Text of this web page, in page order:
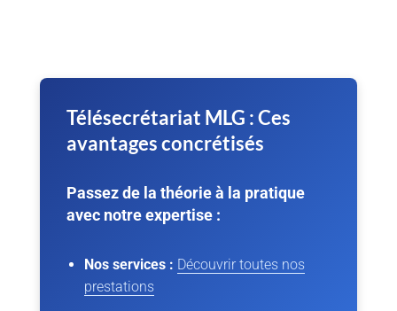
Télésecrétariat MLG : Ces
avantages concrétisés
Passez de la théorie à la pratique
avec notre expertise :
Nos services : Découvrir toutes nos
prestations